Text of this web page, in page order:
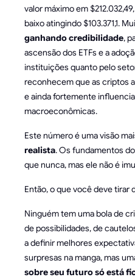
valor máximo em
baixo atingindo $103.371,1.
ganhando credibilidade,
ascensão dos ETFs e a
instituições quanto pelo
reconhecem que as criptos
e ainda fortemente
macroeconômicas.
Este número é uma visão
realista. Os fundamentos
que nunca, mas ele não é
Então, o que você deve tirar
Ninguém tem uma bola de
de possibilidades, de
a definir melhores
surpresas na manga, mas
sobre seu futuro só está